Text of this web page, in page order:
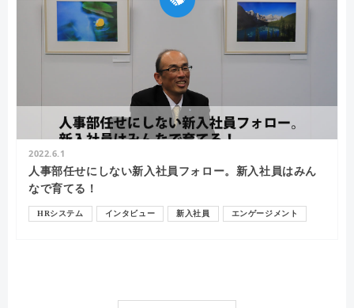
2022.6.1
人事部任せにしない新入社員フォロー。新入社員はみん
なで育てる！
HRシステム インタビュー 新入社員 エンゲージメント